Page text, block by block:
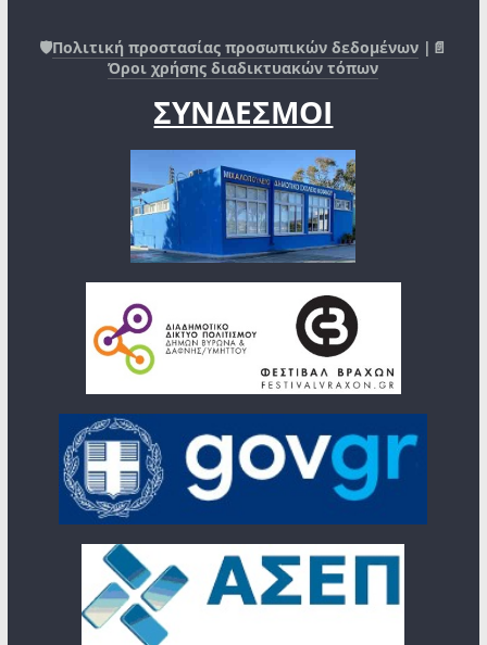
🛡️Πολιτική προστασίας προσωπικών δεδομένων |📄
Όροι χρήσης διαδικτυακών τόπων
ΣΥΝΔΕΣΜΟΙ